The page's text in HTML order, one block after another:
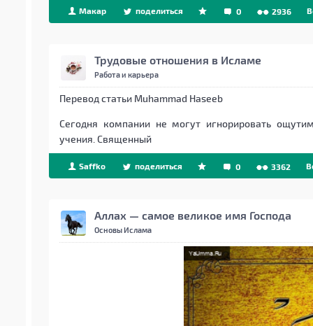
Макар поделиться 0 2936
Трудовые отношения в Исламе
Работа и карьера
Перевод статьи Muhammad Haseeb
Сегодня компании не могут игнорировать
учения. Священный
Saffko поделиться 0 3362
Аллах — самое великое имя Господа
Основы Ислама